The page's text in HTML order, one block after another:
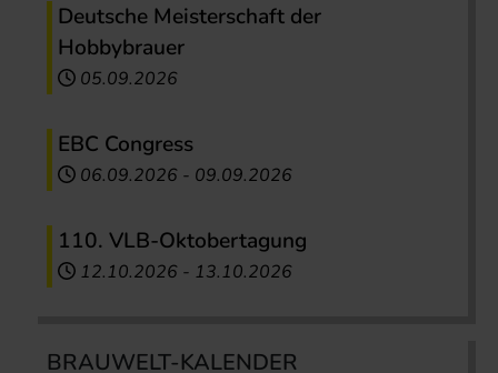
Deutsche Meisterschaft der
Hobbybrauer
05.09.2026
EBC Congress
06.09.2026 - 09.09.2026
110. VLB-Oktobertagung
12.10.2026 - 13.10.2026
BRAUWELT-KALENDER